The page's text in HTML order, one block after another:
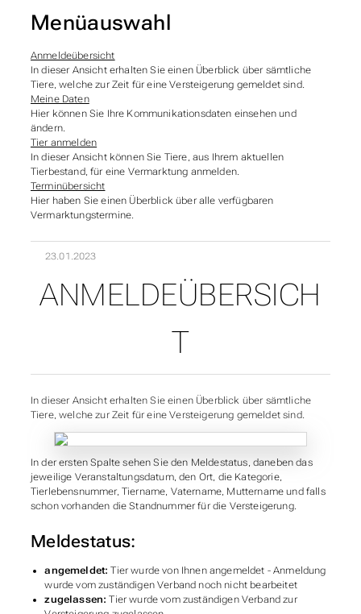
Menüauswahl
Anmeldeübersicht
In dieser Ansicht erhalten Sie einen Überblick über sämtliche
Tiere, welche zur Zeit für eine Versteigerung gemeldet sind.
Meine Daten
Hier können Sie Ihre Kommunikationsdaten einsehen und
ändern.
Tier anmelden
In dieser Ansicht können Sie Tiere, aus Ihrem aktuellen
Tierbestand, für eine Vermarktung anmelden.
Terminübersicht
Hier haben Sie einen Überblick über alle verfügbaren
Vermarktungstermine.
23.01.2023
UNTERABSCHNITTE
ANMELDEÜBERSICH
T
In dieser Ansicht erhalten Sie einen Überblick über sämtliche
Tiere, welche zur Zeit für eine Versteigerung gemeldet sind.
In der ersten Spalte sehen Sie den Meldestatus, daneben das
jeweilige Veranstaltungsdatum, den Ort, die Kategorie,
Tierlebensnummer, Tiername, Vatername, Muttername und falls
schon vorhanden die Standnummer für die Versteigerung.
Meldestatus:
angemeldet: Tier wurde von Ihnen angemeldet - Anmeldung
wurde vom zuständigen Verband noch nicht bearbeitet
zugelassen: Tier wurde vom zuständigen Verband zur